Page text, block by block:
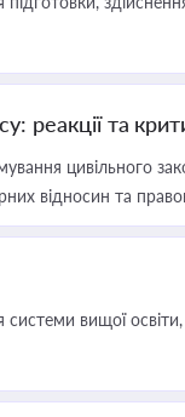
реакції та
цивільного
відносин та
вищої освіти,